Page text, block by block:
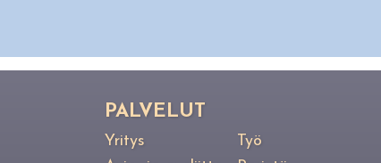
PAL­VE­LUT
Yritys
Työ